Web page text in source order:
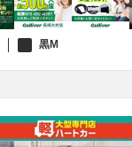
黒M